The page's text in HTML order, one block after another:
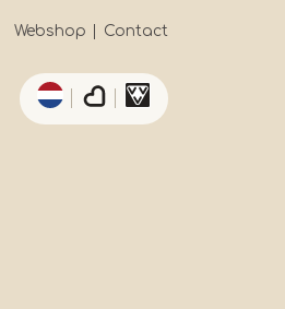
Secundaïre
navigatie
Webshop Contact
Aanvullende acties